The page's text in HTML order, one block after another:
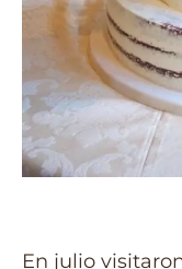
En julio